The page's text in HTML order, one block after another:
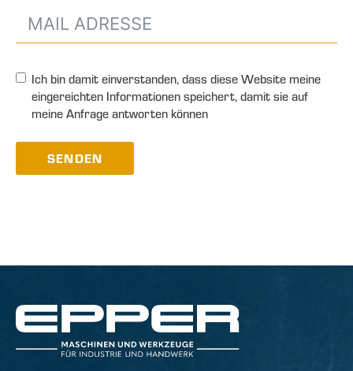
Ich bin damit einverstanden, dass diese Website meine
eingereichten Informationen speichert, damit sie auf
meine Anfrage antworten können
SENDEN